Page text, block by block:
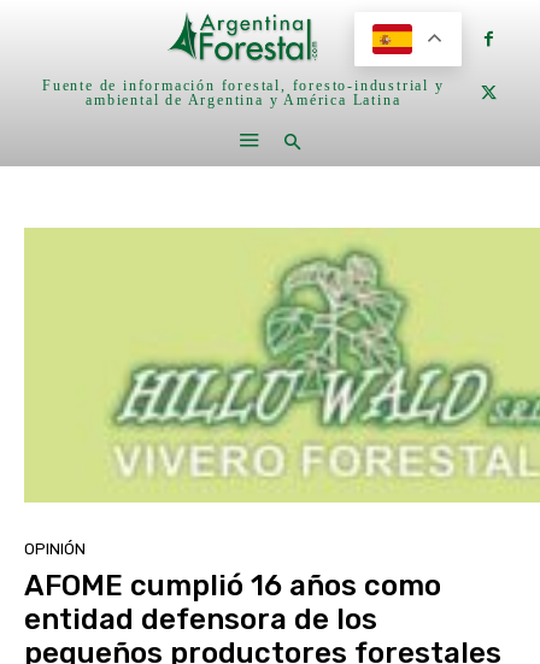
Fuente de información forestal, foresto-industrial y
ambiental de Argentina y América Latina
OPINIÓN
AFOME cumplió 16 años como
entidad defensora de los
pequeños productores forestales